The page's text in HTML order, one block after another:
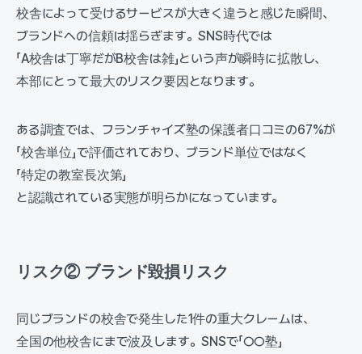
校舎によって受けるサービスが大きく違うと感じた瞬間、
ブランドへの信頼は揺らぎます。SNS時代では
「A校舎は丁寧だがB校舎は雑」という声が瞬時に拡散し、
本部にとって最大のリスク要因となります。
ある調査では、フランチャイズ塾の保護者口コミの67%が
「校舎単位」で評価されており、ブランド単位ではなく
「特定の教室長次第」
と認識されている実態が明らかになっています。
リスク② ブランド毀損リスク
同じブランドの校舎で発生した1件の重大クレームは、
全国の他校舎にまで波及します。SNSで「○○塾」